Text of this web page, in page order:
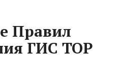
Правил
ГИС ТОР